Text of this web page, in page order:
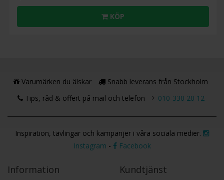
KÖP
Varumärken du älskar
Snabb leverans från Stockholm
Tips, råd & offert på mail och telefon
010-330 20 12
Inspiration, tävlingar och kampanjer i våra sociala medier.
Instagram - Facebook
Information Kundtjänst